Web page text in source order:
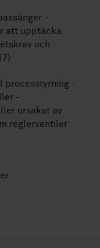
-
att upptäcka
och
processtyrning -
-
orsakat av
reglerventiler